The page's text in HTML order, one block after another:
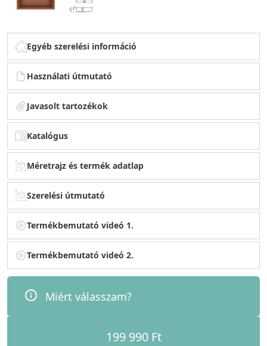
Egyéb szerelési információ
Használati útmutató
Javasolt tartozékok
Katalógus
Méretrajz és termék adatlap
Szerelési útmutató
Termékbemutató videó 1.
Termékbemutató videó 2.
Miért válasszam?
199 990 Ft